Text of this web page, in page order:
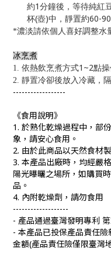
約1 分鐘後，等待純紅
杯(壺)中，靜置約60-90
*濃淡請依個人喜好調整水
冰烹煮
1. 依熱飲烹煮方式1~2點
2. 靜置冷卻後放入冷藏，
------------------
《食用說明》
1. 於熟化乾燥過程中，部
象，請安心食用。
2. 由於此商品以天然食材
3. 本產品出廠時，均經嚴
陽光曝曬之場所，如購買
品。
4. 內附乾燥劑，請勿食用
-------------------
- 產品通過臺灣發明專利 第
- 本產品已投保產品責任
金額(產品責任險僅限臺灣